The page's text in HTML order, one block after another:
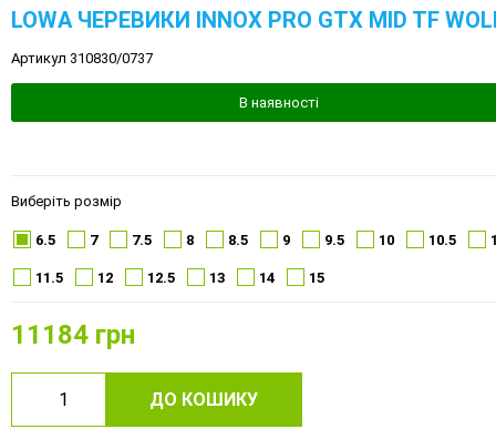
LOWA ЧЕРЕВИКИ INNOX PRO GTX MID TF
Артикул 310830/0737
В наявності
Виберіть розмір
6.5 7 7.5 8 8.5 9 9.5 10 10.5
11.5 12 12.5 13 14 15
11184 грн
ДО КОШИКУ